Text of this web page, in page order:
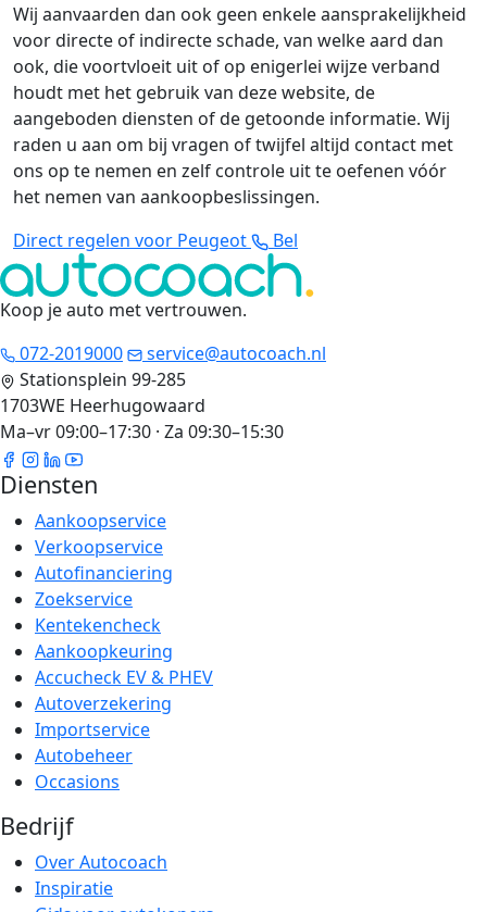
Wij aanvaarden dan ook geen enkele aansprakelijkheid
voor directe of indirecte schade, van welke aard dan
ook, die voortvloeit uit of op enigerlei wijze verband
houdt met het gebruik van deze website, de
aangeboden diensten of de getoonde informatie. Wij
raden u aan om bij vragen of twijfel altijd contact met
ons op te nemen en zelf controle uit te oefenen vóór
het nemen van aankoopbeslissingen.
Direct regelen voor Peugeot
Bel
Koop je auto met vertrouwen.
072-2019000
service@autocoach.nl
Stationsplein 99-285
1703WE Heerhugowaard
Ma–vr 09:00–17:30 · Za 09:30–15:30
Diensten
Aankoopservice
Verkoopservice
Autofinanciering
Zoekservice
Kentekencheck
Aankoopkeuring
Accucheck EV & PHEV
Autoverzekering
Importservice
Autobeheer
Occasions
Bedrijf
Over Autocoach
Inspiratie